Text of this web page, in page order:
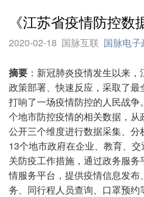
《江苏省疫情防控数
2020-02-18 国脉互联 国脉电子
摘要 ：新冠肺炎疫情发生以来
政策部署、快速反应，采取了最
打响了一场疫情防控的人民战
个地市防控疫情的相关数据，
公开三个维度进行数据采集、
13个地市政府在企业、教育、
关防疫工作措施，通过政务服
情服务平台，提供疫情信息发布
务、同行程人员查询、口罩预